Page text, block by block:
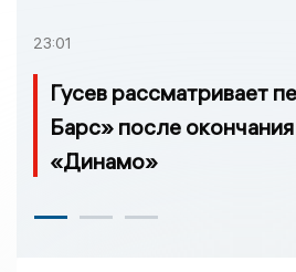
23:01
Гусев рассматривает
Барс» после
«Динамо»